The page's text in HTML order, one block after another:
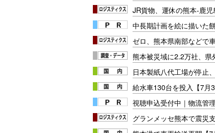
JR貨物、運休の熊本-鹿
中長期計画を絵に描いた
ゼロ、熊本県南部などで
熊本被災域に2.2万社、県
日本製紙八代工場が停止
給水車130台を投入【7月
視聴申込受付中｜物流管
グランメッセ熊本で震災